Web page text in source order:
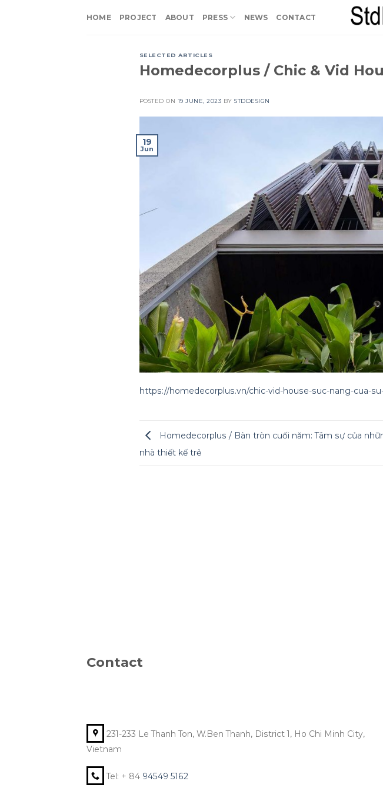
HOME PROJECT ABOUT PRESS NEWS CONTACT
SELECTED ARTICLES
Homedecorplus / Chic & Vid
POSTED ON 19 JUNE, 2023 BYSTDDESIGN
19
Jun
https://homedecorplus.vn/chic-vid-house-suc-nang-cua-
Homedecorplus / Bàn tròn cuối năm: Tâm sự của
nhà thiết kế trẻ
Contact
231-233 Le Thanh Ton, W.Ben Thanh, District 1, Ho Chi Minh City,
Vietnam
Tel: + 84 94549 5162